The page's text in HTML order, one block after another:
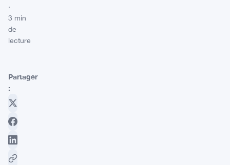
·
3 min
de
lecture
Partager
: